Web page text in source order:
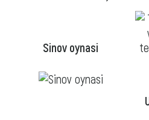
Sinov oynasi